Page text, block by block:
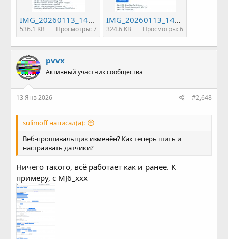
IMG_20260113_144624.jpg
536.1 KB Просмотры: 7
IMG_20260113_144606.jpg
324.6 KB Просмотры: 6
pvvx
Активный участник сообщества
13 Янв 2026 #2,648
sulimoff написал(а):
Веб-прошивальщик изменён? Как теперь шить и
настраивать датчики?
Ничего такого, всё работает как и ранее. К
примеру, с MJ6_xxx